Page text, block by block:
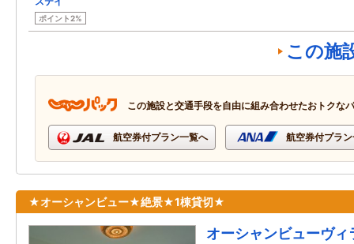
ポイント2%
この施
この施設と交通手段を自由に組み合わせたおトクな
航空券付プラン一覧へ 航空券付プラ
★オーシャンビュー★絶景★1棟貸切★
オーシャンビューヴィ